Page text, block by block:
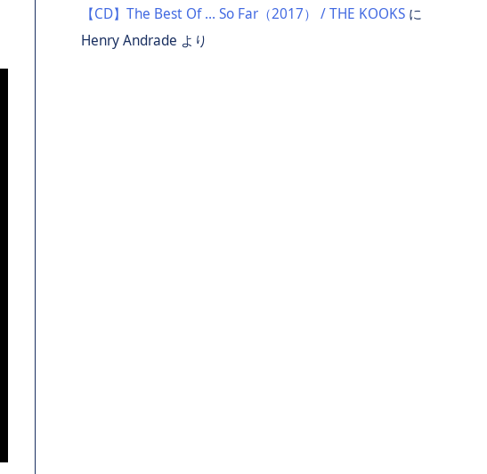
【CD】The Best Of … So Far（2017） / THE KOOKS に
Henry Andrade より